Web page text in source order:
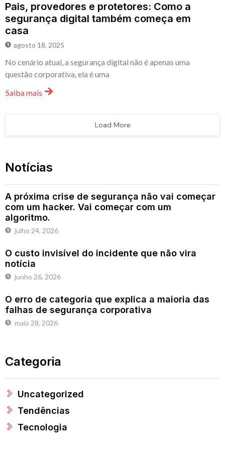
Pais, provedores e protetores: Como a
segurança digital também começa em
casa
agosto 18, 2025
No cenário atual, a segurança digital não é apenas uma
questão corporativa, ela é uma
Saiba mais
Load More
Notícias
A próxima crise de segurança não vai começar
com um hacker. Vai começar com um
algoritmo.
julho 24, 2026
O custo invisível do incidente que não vira
notícia
junho 26, 2026
O erro de categoria que explica a maioria das
falhas de segurança corporativa
maio 28, 2026
Categoria
Uncategorized
Tendências
Tecnologia